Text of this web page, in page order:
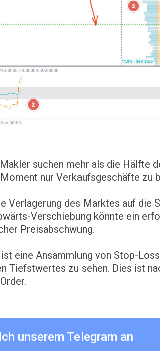
suchen mehr als die Hälfte
nur Verkaufsgeschäfte zu
Verlagerung des Marktes auf die
Verschiebung könnte ein
Preisabschwung.
eine Ansammlung von Stop-
Tiefstwertes zu sehen. Dies ist
unserem Telegram an